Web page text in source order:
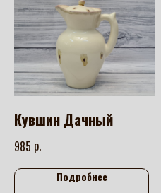
Кувшин Дачный
985 р.
Подробнее